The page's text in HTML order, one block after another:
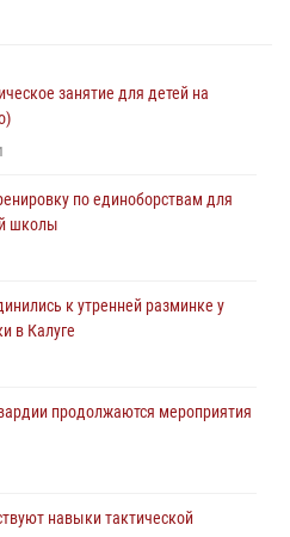
занятие для детей на
1
по единоборствам для
школы
к утренней разминке у
в Калуге
продолжаются мероприятия
навыки тактической